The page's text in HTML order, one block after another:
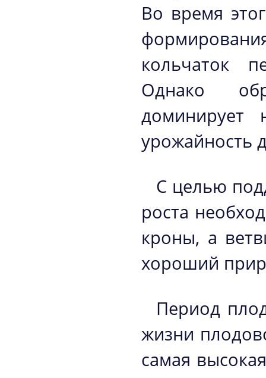
Во время
кольчаток
Однако
доминирует
урожайность
С целью
роста
кроны, а
хороший
Период
жизни
самая